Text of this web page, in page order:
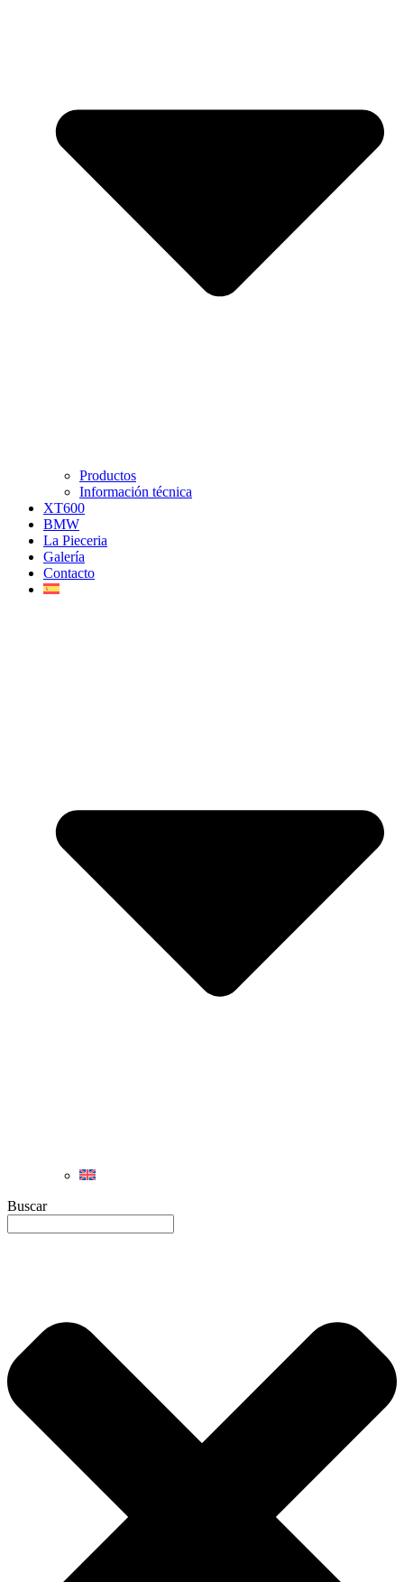
Productos
Información técnica
XT600
BMW
La Pieceria
Galería
Contacto
Buscar